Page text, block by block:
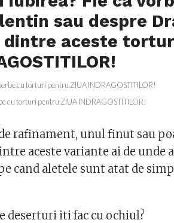
sau despre
dintre aceste
cu torturi pentru ZIUA INDRAGOSTITILOR!
rafinament, unul finut sau
aceste variante ai de unde
cand aletele sunt atat de
deserturi iti fac cu ochiul?